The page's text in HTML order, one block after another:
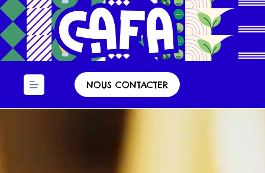
NOUS CONTACTER
Panneau de gestion des cookies